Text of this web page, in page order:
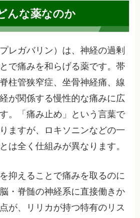
んな薬なのか
レガバリン）は、神経の過剰
で痛みを和らげる薬です。帯
柱管狭窄症、坐骨神経痛、線
が関係する慢性的な痛みに広
。「痛み止め」という言葉で
ますが、ロキソニンなどの一
は全く仕組みが異なります。
抑えることで痛みを取るのに
・脊髄の神経系に直接働きか
が、リリカが持つ特有のリス